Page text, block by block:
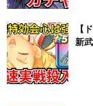
【
新